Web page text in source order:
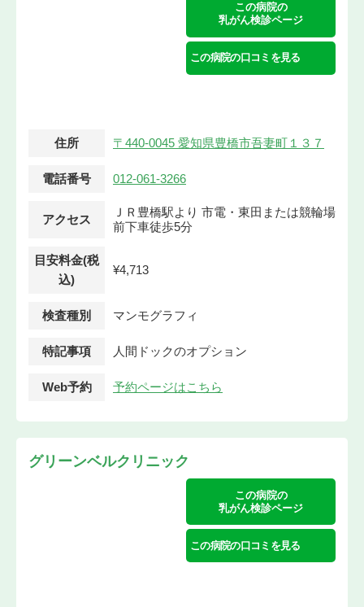
この病院の
乳がん検診ページ
この病院の口コミを見る
住所 〒440-0045 愛知県豊橋市吾妻町１３７
電話番号 012-061-3266
アクセス
ＪＲ豊橋駅より 市電・東田または競輪場
前下車徒歩5分
目安料金(税
込)
¥4,713
検査種別 マンモグラフィ
特記事項 人間ドックのオプション
Web予約 予約ページはこちら
グリーンベルクリニック
この病院の
乳がん検診ページ
この病院の口コミを見る